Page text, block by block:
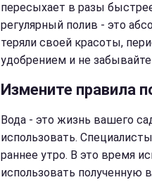
пересыхает в разы
регулярный полив - это
теряли своей красоты,
удобрением и не
Измените правила
Вода - это жизнь вашего
использовать.
раннее утро. В это время
использовать полученную